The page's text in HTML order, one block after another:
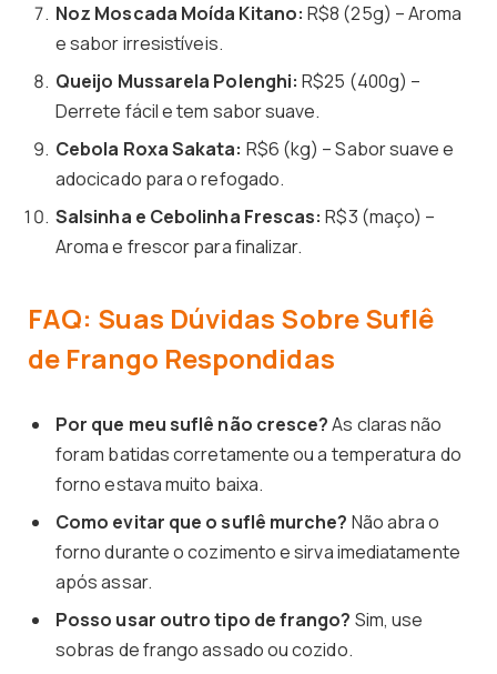
Noz Moscada Moída Kitano: R$8 (25g) – Aroma
e sabor irresistíveis.
Queijo Mussarela Polenghi: R$25 (400g) –
Derrete fácil e tem sabor suave.
Cebola Roxa Sakata: R$6 (kg) – Sabor suave e
adocicado para o refogado.
Salsinha e Cebolinha Frescas: R$3 (maço) –
Aroma e frescor para finalizar.
FAQ: Suas Dúvidas Sobre Suflê
de Frango Respondidas
Por que meu suflê não cresce?As claras não
foram batidas corretamente ou a temperatura do
forno estava muito baixa.
Como evitar que o suflê murche? Não abra o
forno durante o cozimento e sirva imediatamente
após assar.
Posso usar outro tipo de frango? Sim, use
sobras de frango assado ou cozido.